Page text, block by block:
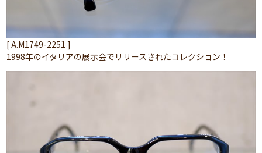
[ A.M1749-2251 ]
1998年のイタリアの展示会でリリースされたコレクション！